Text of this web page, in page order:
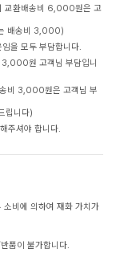
교환배송비 6,000원은 고
배송비 3,000)
을 모두 부담합니다.
3,000원 고객님 부담입니
송비 3,000원은 고객님 부
립니다)
주셔야 합니다.
비에 의하여 재화 가치가
품이 불가합니다.